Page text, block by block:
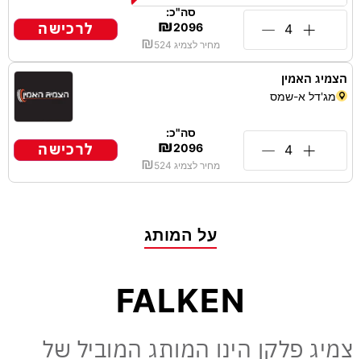
סה"כ:
₪2096
מחיר לצמיג ₪524
לרכישה
הצמיג האמין
מג'דל א-שמס
סה"כ:
₪2096
מחיר לצמיג ₪524
לרכישה
על המותג
FALKEN
צמיג פלקן הינו המותג המוביל של